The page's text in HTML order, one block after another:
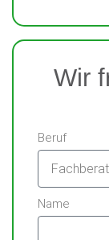
Wir
Beruf
Name